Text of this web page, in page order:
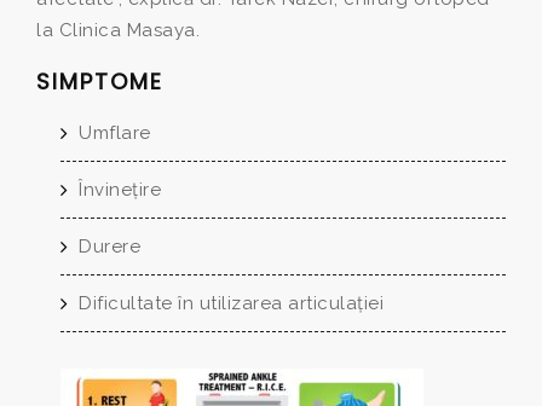
la Clinica Masaya.
SIMPTOME
Umflare
Învineţire
Durere
Dificultate în utilizarea articulaţiei